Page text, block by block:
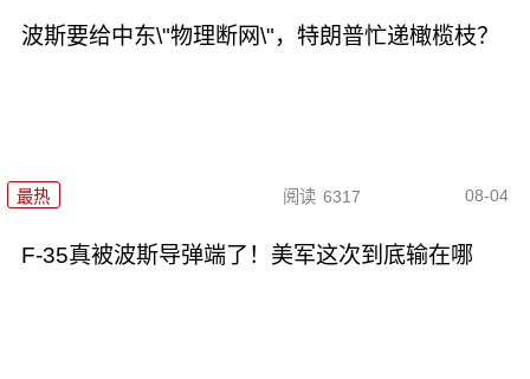
波斯要给中东\"物理断网\"，特朗普忙递橄榄枝？
最热 阅读 6317 08-04
F-35真被波斯导弹端了！美军这次到底输在哪